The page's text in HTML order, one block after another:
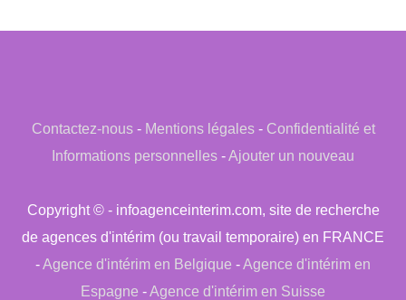
Contactez-nous- Mentions légales- Confidentialité et
Informations personnelles -Ajouter un nouveau
Copyright © - infoagenceinterim.com, site de recherche
de agences d'intérim (ou travail temporaire) en FRANCE
-Agence d'intérim en Belgique -Agence d'intérim en
Espagne -Agence d'intérim en Suisse